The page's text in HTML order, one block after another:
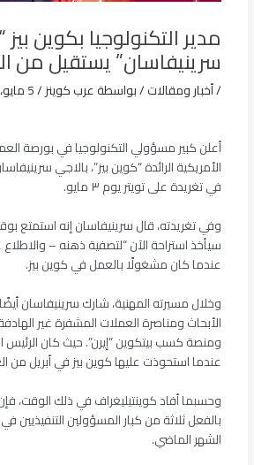
مدير التكنولوجيا بكوين بيز
سرينيفاسان” يستقيل من
/أخبار ومقالات/ بواسطةعرب كوينز/5 مايو، 2019
أعلن كبير مسؤولي التكنولوجيا في بورصة
الأمريكية الرائدة “كوين بيز”، بالاجي
في تغريدة على تويتر يوم ٣ مايو.
وفي تغريدته، قال سرينيفاسان إنه استمتع
سيأخذ استراحة الآن “لتصفية ذهنه –
عندما كان مشغولًا بالعمل في كوين بيز.
وخلال مسيرته المهنية، شارك سرينيفاسان
الأبحاث ومناصرة العملات المشفرة غير
ومنصة كسب بيتكوين “إيرن”. حيث كان الرئيس
عندما استحوذت عليها كوين بيز في أبريل من
وحسبما أفاد كوينتيليغراف في ذلك الوقت،
بالفعل ثلاثة من كبار المسؤولين التنفيذيين
الشهر الماضي.